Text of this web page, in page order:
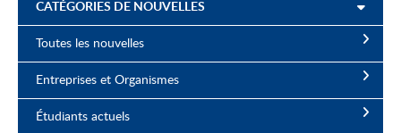
CATÉGORIES DE NOUVELLES
Toutes les nouvelles
Entreprises et Organismes
Étudiants actuels